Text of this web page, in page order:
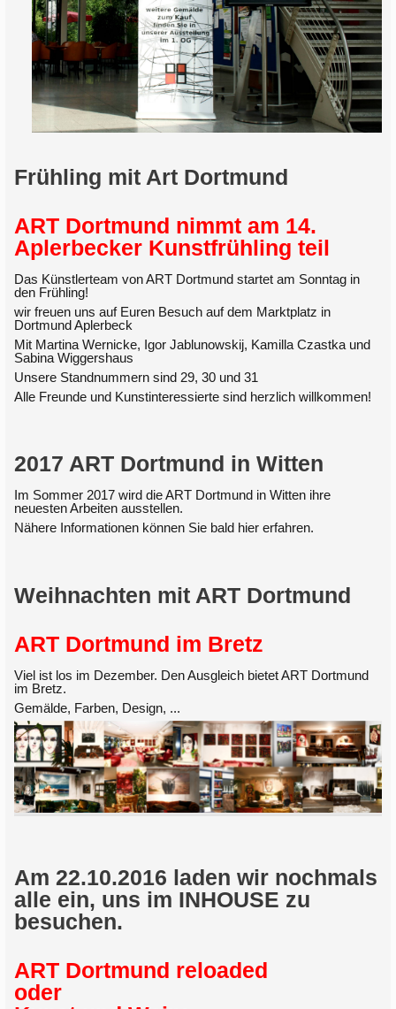
Frühling mit Art Dortmund
ART Dortmund nimmt am 14.
Aplerbecker Kunstfrühling teil
Das Künstlerteam von ART Dortmund startet am Sonntag in
den Frühling!
wir freuen uns auf Euren Besuch auf dem Marktplatz in
Dortmund Aplerbeck
Mit Martina Wernicke, Igor Jablunowskij, Kamilla Czastka und
Sabina Wiggershaus
Unsere Standnummern sind 29, 30 und 31
Alle Freunde und Kunstinteressierte sind herzlich willkommen!
2017 ART Dortmund in Witten
Im Sommer 2017 wird die ART Dortmund in Witten ihre
neuesten Arbeiten ausstellen.
Nähere Informationen können Sie bald hier erfahren.
Weihnachten mit ART Dortmund
ART Dortmund im Bretz
Viel ist los im Dezember. Den Ausgleich bietet ART Dortmund
im Bretz.
Gemälde, Farben, Design, ...
Am 22.10.2016 laden wir nochmals
alle ein, uns im INHOUSE zu
besuchen.
ART Dortmund reloaded
oder